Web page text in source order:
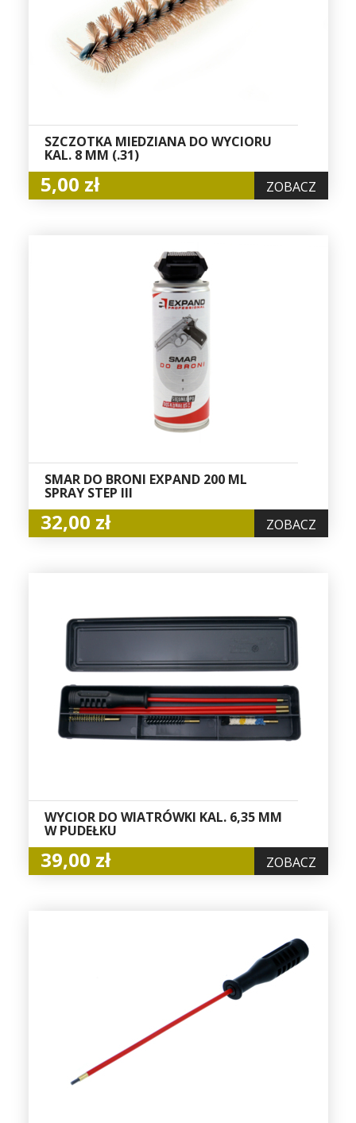
SZCZOTKA MIEDZIANA DO WYCIORU
KAL. 8 MM (.31)
5,00 zł ZOBACZ
SMAR DO BRONI EXPAND 200 ML
SPRAY STEP III
32,00 zł ZOBACZ
WYCIOR DO WIATRÓWKI KAL. 6,35 MM
W PUDEŁKU
39,00 zł ZOBACZ